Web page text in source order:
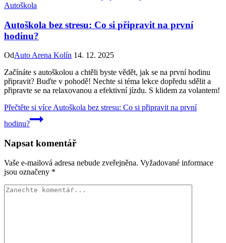
Autoškola
Autoškola bez stresu: Co si připravit na první
hodinu?
OdAuto Arena Kolín 14. 12. 2025
Začínáte s autoškolou a chtěli byste vědět, jak se na první hodinu
připravit? Buďte v pohodě! Nechte si téma lekce dopředu sdělit a
připravte se na relaxovanou a efektivní jízdu. S klidem za volantem!
Přečtěte si více Autoškola bez stresu: Co si připravit na první
hodinu?
Napsat komentář
Vaše e-mailová adresa nebude zveřejněna. Vyžadované informace
jsou označeny *